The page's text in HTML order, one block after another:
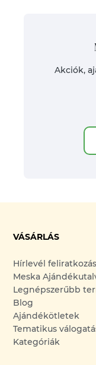
Akciók,
VÁSÁRLÁS
Hírlevél feliratkozás
Meska
Legnépszerűbb
Blog
Ajándékötletek
Tematikus
Kategóriák